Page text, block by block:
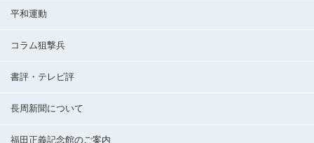
平和運動
コラム狙撃兵
書評・テレビ評
長周新聞について
福田正義記念館のご案内